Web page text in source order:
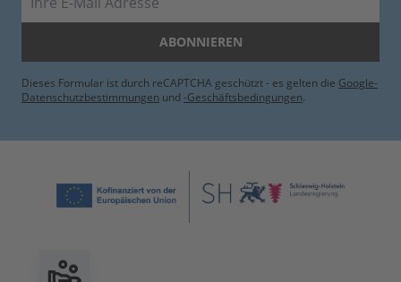
ABONNIEREN
Dieses Formular ist durch reCAPTCHA geschützt - es gelten die Google-
Datenschutzbestimmungen und -Geschäftsbedingungen.